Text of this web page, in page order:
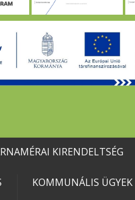
KIRENDELTSÉG
KOMMUNÁLIS ÜGYEK